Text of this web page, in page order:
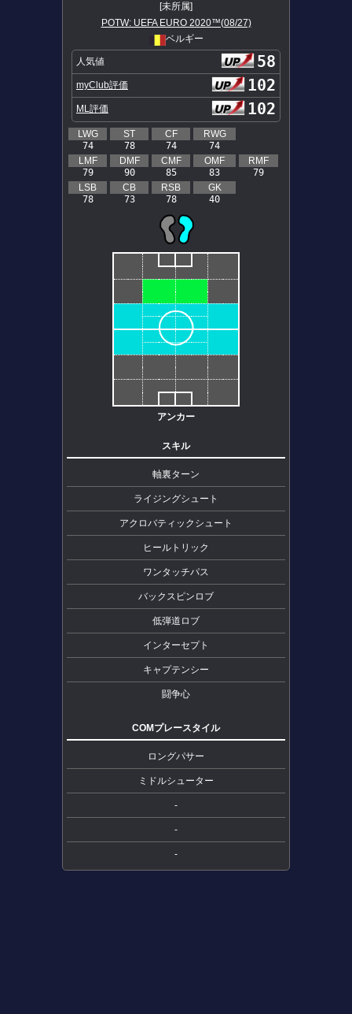
[未所属]
POTW: UEFA EURO 2020™(08/27)
ベルギー
人気値 58
myClub評価 102
ML評価 102
LWG
74
ST
78
CF
74
RWG
74
LMF
79
DMF
90
CMF
85
OMF
83
RMF
79
LSB
78
CB
73
RSB
78
GK
40
アンカー
スキル
軸裏ターン
ライジングシュート
アクロバティックシュート
ヒールトリック
ワンタッチパス
バックスピンロブ
低弾道ロブ
インターセプト
キャプテンシー
闘争心
COMプレースタイル
ロングパサー
ミドルシューター
-
-
-